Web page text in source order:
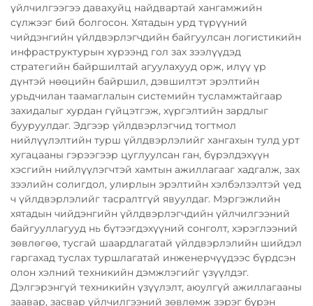
үйлчилгээгээ давахуйц найдвартай хангамжийн
сүлжээг бий болгосон. Хятадын урд түрүүний
чийдэнгийн үйлдвэрлэгчдийн байгуулсан логистикийн
инфраструктурын хүрээнд гол зах зээлүүдэд
стратегийн байршилтай агуулахууд орж, илүү үр
дүнтэй нөөцийн байршил, дэвшилтэт эрэлтийн
урьдчилан таамаглалын системийн тусламжтайгаар
захидалыг хурдан гүйцэтгэж, хүргэлтийн зардлыг
бууруулдаг. Эдгээр үйлдвэрлэгчид тогтмол
нийлүүлэлтийн турш үйлдвэрлэлийг хангахын тулд урт
хугацааны гэрээгээр цуглуулсан ган, бүрэлдэхүүн
хэсгийн нийлүүлэгчтэй хамтын ажиллагааг хадгалж, зах
зээлийн солигдол, улирлын эрэлтийн хэлбэлзэлтэй үед
ч үйлдвэрлэлийг тасралтгүй явуулдаг. Мэргэжлийн
хятадын чийдэнгийн үйлдвэрлэгчдийн үйлчилгээний
байгууллагууд нь бүтээгдэхүүний сонголт, хэрэглээний
зөвлөгөө, тусгай шаардлагатай үйлдвэрлэлийн шийдэл
гаргахад туслах туршлагатай инженерчүүдээс бүрдсэн
олон хэлний техникийн дэмжлэгийг үзүүлдэг.
Дэлгэрэнгүй техникийн үзүүлэлт, аюулгүй ажиллагааны
заавар, засвар үйлчилгээний зөвлөмж зэрэг бүрэн